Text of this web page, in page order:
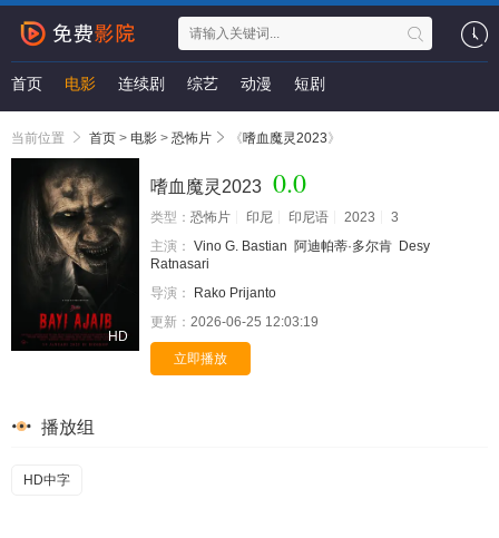
首页 电影 连续剧 综艺 动漫 短剧
当前位置 首页 > 电影 > 恐怖片 《嗜血魔灵2023》
HD
嗜血魔灵2023 0.0
类型： 恐怖片 印尼 印尼语 2023
3
主演： Vino G. Bastian 阿迪帕蒂·多尔肯 Desy
Ratnasari
导演：
Rako Prijanto
更新： 2026-06-25 12:03:19
立即播放
播放组
HD中字